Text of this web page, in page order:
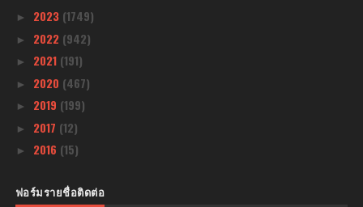
► 2023 (1749)
► 2022 (942)
► 2021 (191)
► 2020 (467)
► 2019 (199)
► 2017 (12)
► 2016 (15)
ฟอร์มรายชื่อติดต่อ